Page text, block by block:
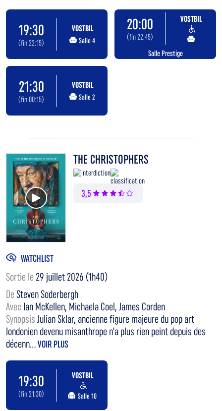
19:30
(fin 22:15)
VOSTBIL
Salle 4
20:00
(fin 22:45)
VOSTBIL
Salle Prestige
21:30
(fin 00:15)
VOSTBIL
Salle 2
Voir la bande annonce
THE CHRISTOPHERS
3,5
WATCHLIST
Sortie le 29 juillet 2026 (1h40)
De Steven Soderbergh
Avec Ian McKellen, Michaela Coel, James Corden
Synopsis Julian Sklar, ancienne figure majeure du pop art
londonien devenu misanthrope n'a plus rien peint depuis des
décenn...VOIR PLUS
19:30
(fin 21:30)
VOSTBIL
Salle 10